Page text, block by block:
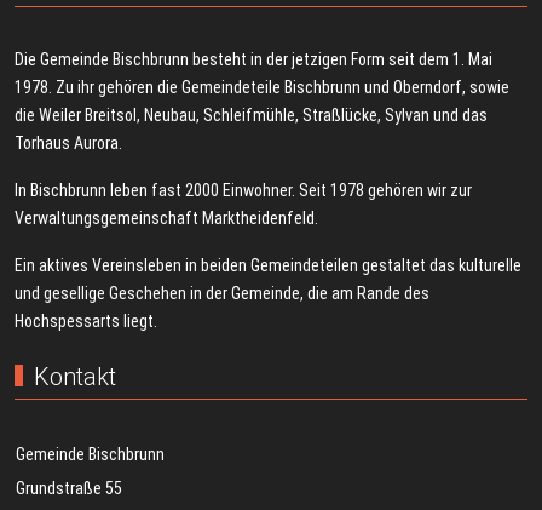
Die Gemeinde Bischbrunn besteht in der jetzigen Form seit dem 1. Mai
1978. Zu ihr gehören die Gemeindeteile Bischbrunn und Oberndorf, sowie
die Weiler Breitsol, Neubau, Schleifmühle, Straßlücke, Sylvan und das
Torhaus Aurora.
In Bischbrunn leben fast 2000 Einwohner. Seit 1978 gehören wir zur
Verwaltungsgemeinschaft Marktheidenfeld.
Ein aktives Vereinsleben in beiden Gemeindeteilen gestaltet das kulturelle
und gesellige Geschehen in der Gemeinde, die am Rande des
Hochspessarts liegt.
Kontakt
Gemeinde Bischbrunn
Grundstraße 55